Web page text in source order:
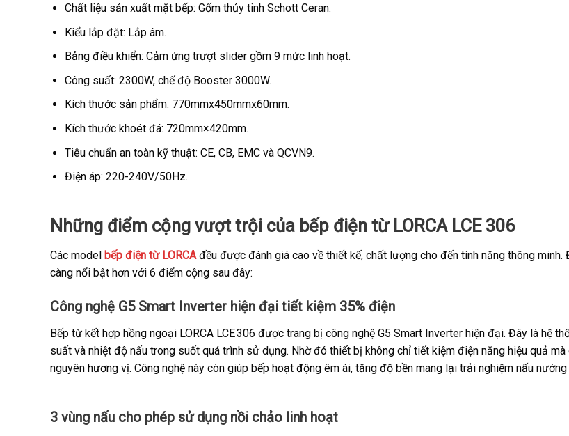
Chất liệu sản xuất mặt bếp: Gốm thủy tinh Schott Ceran.
Kiểu lắp đặt: Lắp âm.
Bảng điều khiển: Cảm ứng trượt slider gồm 9 mức linh hoạt.
Công suất: 2300W, chế độ Booster 3000W.
Kích thước sản phẩm: 770mmx450mmx60mm.
Kích thước khoét đá: 720mm×420mm.
Tiêu chuẩn an toàn kỹ thuật: CE, CB, EMC và QCVN9.
Điện áp: 220-240V/50Hz.
Những điểm cộng vượt trội của bếp điện từ LORCA LCE 306
Các model bếp điện từ LORCA đều được đánh giá cao về thiết kế, chất lượng cho đến tính năng thông minh.
càng nổi bật hơn với 6 điểm cộng sau đây:
Công nghệ G5 Smart Inverter hiện đại tiết kiệm 35% điện
Bếp từ kết hợp hồng ngoại LORCA LCE 306 được trang bị công nghệ G5 Smart Inverter hiện đại. Đây là hệ
suất và nhiệt độ nấu trong suốt quá trình sử dụng. Nhờ đó thiết bị không chỉ tiết kiệm điện năng hiệu quả
nguyên hương vị. Công nghệ này còn giúp bếp hoạt động êm ái, tăng độ bền mang lại trải nghiệm nấu nướng
3 vùng nấu cho phép sử dụng nồi chảo linh hoạt